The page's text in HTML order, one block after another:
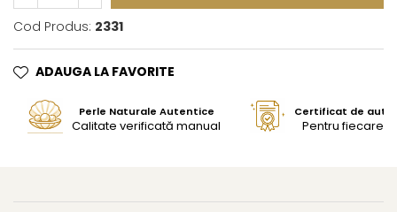
Cod Produs: 2331
ADAUGA LA FAVORITE
Perle Naturale Autentice
Calitate verificată manual
Certificat de
Pentru fiecare